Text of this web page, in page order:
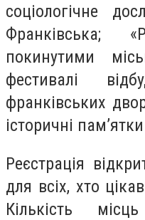
соціологічне
Франківська;
покинутими
фестивалі
франківських
історичні
Реєстрація
для всіх, хто
Кількість